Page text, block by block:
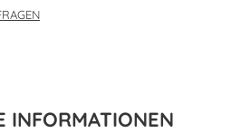
INFORMATIONEN